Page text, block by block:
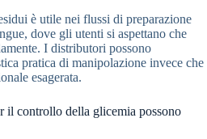
è utile nei flussi di preparazione
dove gli utenti si aspettano che
I distributori possono
pratica di manipolazione invece che
esagerata.
il controllo della glicemia possono